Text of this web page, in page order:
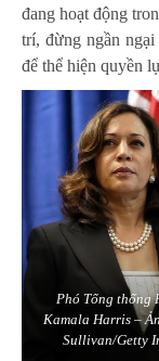
đang hoạt động
trí, đừng ngần
để thể hiện quyền
Phó Tổng thống
Kamala Harris –
Sullivan/Getty